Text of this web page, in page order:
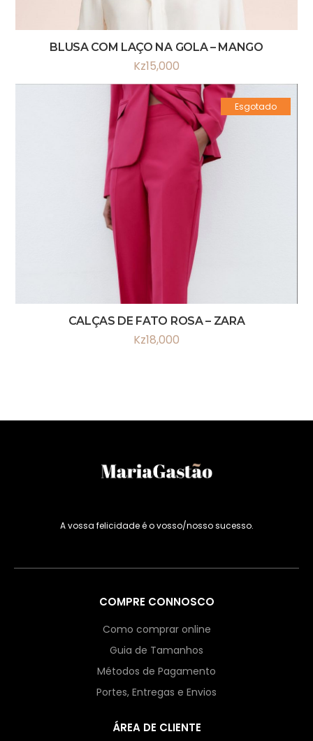
BLUSA COM LAÇO NA GOLA – MANGO
Kz15,000
Esgotado
CALÇAS DE FATO ROSA – ZARA
Kz18,000
A vossa felicidade é o vosso/nosso sucesso.
COMPRE CONNOSCO
Como comprar online
Guia de Tamanhos
Métodos de Pagamento
Portes, Entregas e Envios
ÁREA DE CLIENTE